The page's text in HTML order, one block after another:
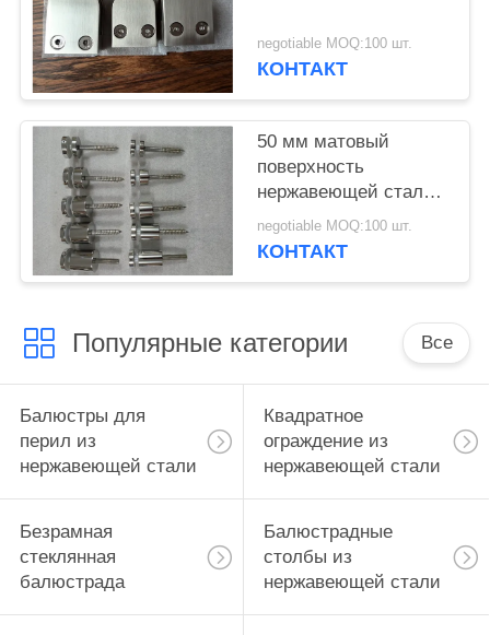
negotiable MOQ:100 шт.
КОНТАКТ
50 мм матовый
поверхность
нержавеющей стали
стеклянные шпиготы
negotiable MOQ:100 шт.
КОНТАКТ
Популярные категории Все
Балюстры для
перил из
нержавеющей стали
Квадратное
ограждение из
нержавеющей стали
Безрамная
стеклянная
балюстрада
Балюстрадные
столбы из
нержавеющей стали